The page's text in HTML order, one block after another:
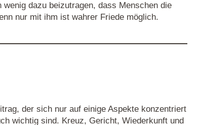
dazu beizutragen, dass Menschen die
nur mit ihm ist wahrer Friede möglich.
der sich nur auf einige Aspekte konzentriert
wichtig sind. Kreuz, Gericht, Wiederkunft und